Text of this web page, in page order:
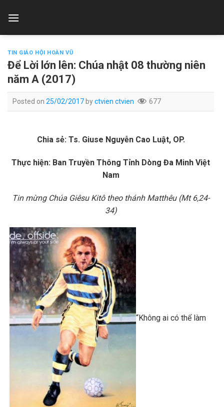
TIN GIÁO HỘI HOÀN VŨ
Để Lời lớn lên: Chúa nhật 08 thường niên
năm A (2017)
Posted on 25/02/2017byctvien ctvien 677
Chia sẻ: Ts. Giuse Nguyễn Cao Luật, OP.
Thực hiện: Ban Truyền Thông Tỉnh Dòng Đa Minh Việt
Nam
Tin mừng Chúa Giêsu Kitô theo thánh Matthêu (Mt 6,24-
34)
“Không ai có thể làm